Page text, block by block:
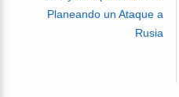
Planeando un Ataque a
Rusia